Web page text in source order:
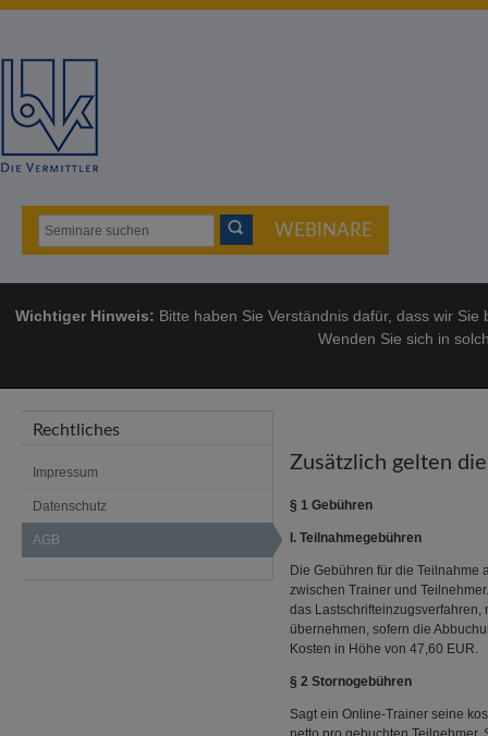
WEBINARE
Wichtiger Hinweis: Bitte haben Sie Verständnis dafür, dass wir
Wenden Sie sich in
Rechtliches
Impressum
Datenschutz
AGB
Zusätzlich gelten
§ 1 Gebühren
I. Teilnahmegebühren
Die Gebühren für die
zwischen Trainer und
das
übernehmen, sofern die
Kosten in Höhe von 47,60 EUR.
§ 2 Stornogebühren
Sagt ein Online-Trainer seine